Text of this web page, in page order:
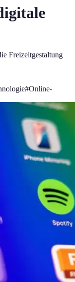
Freizeitgestaltung
#Online-